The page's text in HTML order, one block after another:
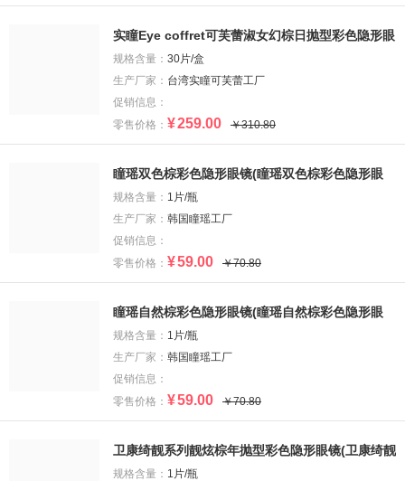
实瞳Eye coffret可芙蕾淑女幻棕日抛型彩色隐形眼
镜(实瞳Eye coffret可芙蕾淑女幻棕日抛型彩色隐
形眼镜)
规格含量： 30片/盒
生产厂家： 台湾实瞳可芙蕾工厂
促销信息：
零售价格： ¥259.00 ￥310.80
瞳瑶双色棕彩色隐形眼镜(瞳瑶双色棕彩色隐形眼
镜)
规格含量： 1片/瓶
生产厂家： 韩国瞳瑶工厂
促销信息：
零售价格： ¥59.00 ￥70.80
瞳瑶自然棕彩色隐形眼镜(瞳瑶自然棕彩色隐形眼
镜)
规格含量： 1片/瓶
生产厂家： 韩国瞳瑶工厂
促销信息：
零售价格： ¥59.00 ￥70.80
卫康绮靓系列靓炫棕年抛型彩色隐形眼镜(卫康绮靓
系列靓炫棕年抛型彩色隐形眼镜)
规格含量： 1片/瓶